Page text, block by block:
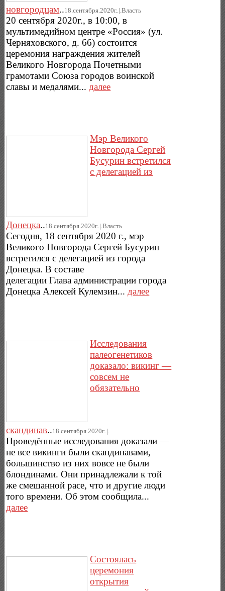
новгородцам..18.сентября.2020г..|.Власть
20 сентября 2020г., в 10:00, в
мультимедийном центре «Россия» (ул.
Черняховского, д. 66) состоится
церемония награждения жителей
Великого Новгорода Почетными
грамотами Союза городов воинской
славы и медалями... далее
Мэр Великого
Новгорода Сергей
Бусурин встретился
с делегацией из
Донецка..18.сентября.2020г..|.Власть
Сегодня, 18 сентября 2020 г., мэр
Великого Новгорода Сергей Бусурин
встретился с делегацией из города
Донецка. В составе
делегации Глава администрации города
Донецка Алексей Кулемзин...далее
Исследования
палеогенетиков
доказало: викинг —
совсем не
обязательно
скандинав..18.сентября.2020г..|.
Проведённые исследования доказали —
не все викинги были скандинавами,
большинство из них вовсе не были
блондинами. Они принадлежали к той
же смешанной расе, что и другие люди
того времени. Об этом сообщила...
далее
Состоялась
церемония
открытия